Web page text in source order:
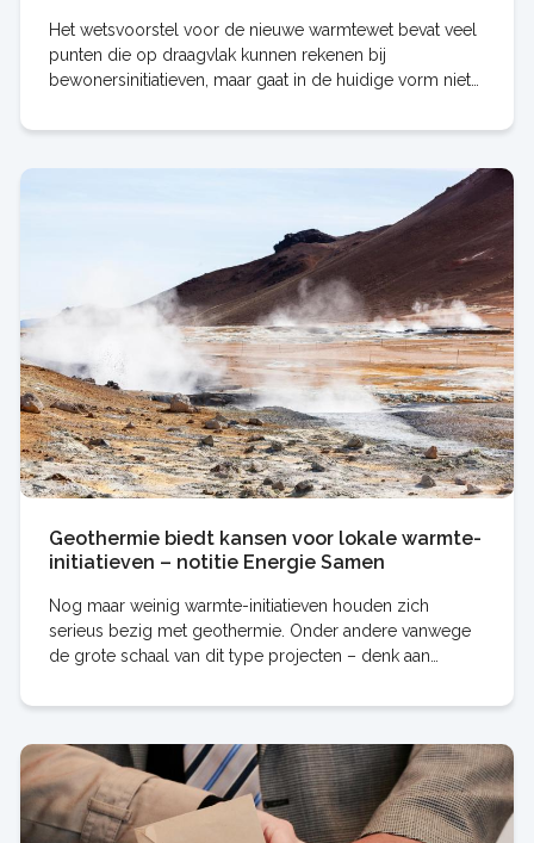
Het wetsvoorstel voor de nieuwe warmtewet bevat veel
punten die op draagvlak kunnen rekenen bij
bewonersinitiatieven, maar gaat in de huidige vorm niet
Geothermie biedt kansen voor lokale warmte-
initiatieven – notitie Energie Samen
Nog maar weinig warmte-initiatieven houden zich
serieus bezig met geothermie. Onder andere vanwege
de grote schaal van dit type projecten – denk aan